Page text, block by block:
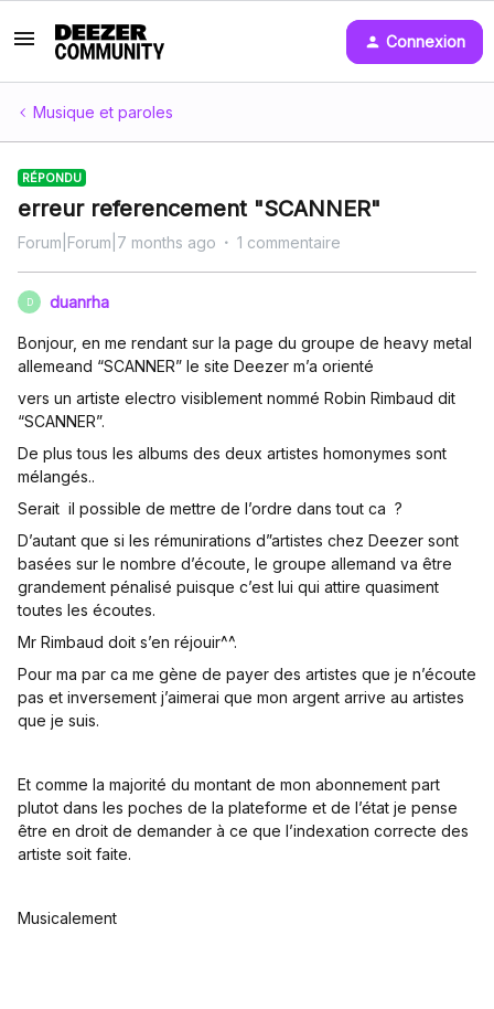
Connexion
Musique et paroles
RÉPONDU
erreur referencement "SCANNER"
Forum|Forum|7 months ago 1 commentaire
D duanrha
Bonjour, en me rendant sur la page du groupe de heavy metal
allemeand “SCANNER” le site Deezer m’a orienté
vers un artiste electro visiblement nommé Robin Rimbaud dit
“SCANNER”.
De plus tous les albums des deux artistes homonymes sont
mélangés..
Serait il possible de mettre de l’ordre dans tout ca ?
D’autant que si les rémunirations d”artistes chez Deezer sont
basées sur le nombre d’écoute, le groupe allemand va être
grandement pénalisé puisque c’est lui qui attire quasiment
toutes les écoutes.
Mr Rimbaud doit s’en réjouir^^.
Pour ma par ca me gène de payer des artistes que je n’écoute
pas et inversement j’aimerai que mon argent arrive au artistes
que je suis.
Et comme la majorité du montant de mon abonnement part
plutot dans les poches de la plateforme et de l’état je pense
être en droit de demander à ce que l’indexation correcte des
artiste soit faite.
Musicalement